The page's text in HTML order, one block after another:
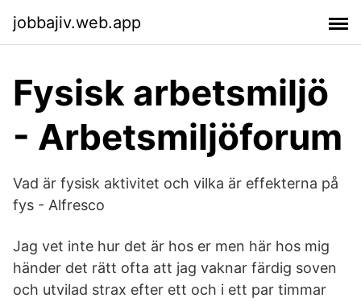
jobbajiv.web.app
Fysisk arbetsmiljö
- Arbetsmiljöforum
Vad är fysisk aktivitet och vilka är effekterna på
fys - Alfresco
Jag vet inte hur det är hos er men här hos mig
händer det rätt ofta att jag vaknar färdig soven
och utvilad strax efter ett och i ett par timmar